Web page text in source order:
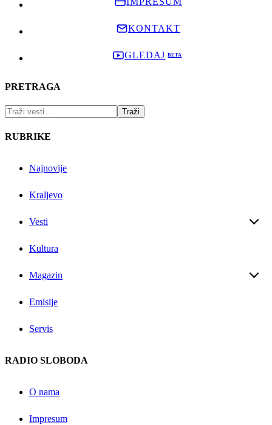
KONTAKT
GLEDAJ
PRETRAGA
RUBRIKE
Najnovije
Kraljevo
Vesti
Kultura
Magazin
Emisije
Servis
RADIO SLOBODA
O nama
Impresum